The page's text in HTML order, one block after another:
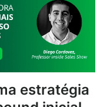
estratégia